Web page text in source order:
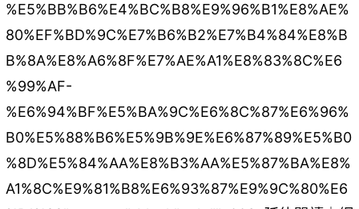
%E5%BB%B6%E4%BC%B8%E9%96%B1%E8%AE%
80%EF%BD%9C%E7%B6%B2%E7%B4%84%E8%B
B%8A%E8%A6%8F%E7%AE%A1%E8%83%8C%E6
%99%AF-
%E6%94%BF%E5%BA%9C%E6%8C%87%E6%96%
B0%E5%88%B6%E5%9B%9E%E6%87%89%E5%B0
%8D%E5%84%AA%E8%B3%AA%E5%87%BA%E8%
A1%8C%E9%81%B8%E6%93%87%E9%9C%80%E6